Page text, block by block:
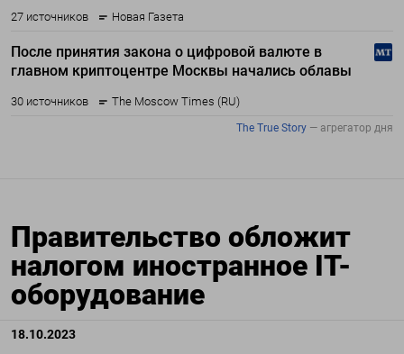
Правительство обложит
налогом иностранное IT-
оборудование
18.10.2023